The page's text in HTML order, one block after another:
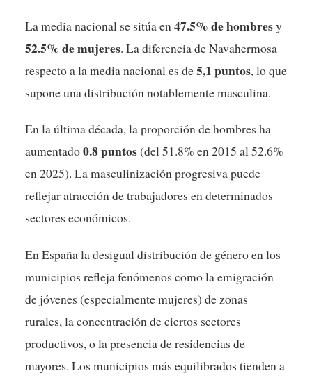
La media nacional se sitúa en47.5% de hombresy
52.5% de mujeres. La diferencia de Navahermosa
respecto a la media nacional es de5,1 puntos, lo que
supone una distribución notablemente masculina.
En la última década, la proporción de hombres ha
aumentado0.8 puntos(del 51.8% en 2015 al 52.6%
en 2025). La masculinización progresiva puede
reflejar atracción de trabajadores en determinados
sectores económicos.
En España la desigual distribución de género en los
municipios refleja fenómenos como la emigración
de jóvenes (especialmente mujeres) de zonas
rurales, la concentración de ciertos sectores
productivos, o la presencia de residencias de
mayores. Los municipios más equilibrados tienden a